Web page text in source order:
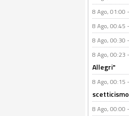
8 Ago, 01:00 -
8 Ago, 00:45 -
8 Ago, 00:30 -
8 Ago, 00:23 -
Allegri"
8 Ago, 00:15 -
8 Ago, 00:00 -